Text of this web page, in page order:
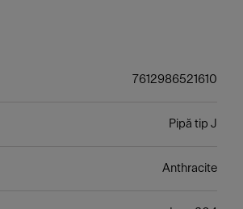
7612986521610
Pipă tip J
Anthracite